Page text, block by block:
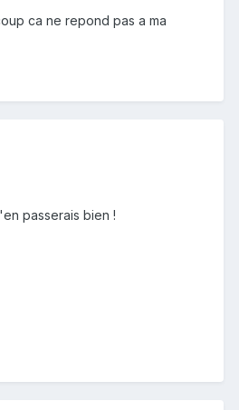
ca ne repond pas a ma
passerais bien !